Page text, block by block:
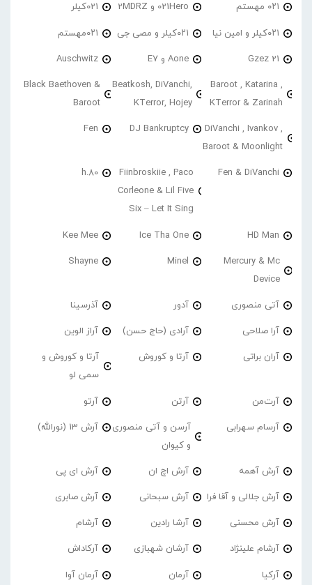
۰۲۱ مهستم 021Hero و 2MDRZ 021کیلر
۰۲۱کیلر و امین نیا ۰۲۱کیلر و مصی جی ۰۲۱مهستم
21 Gzez Aone و E7 Auschwitz
Baroot , Katarina ,
KTerror & Zarinah
Beatkosh, DiVanchi,
KTerror, Hojey
Black Baethoven &
Baroot
DiVanchi , Ivankov ,
Baroot & Moonlight
DJ Bankruptcy
Fen
Fen & DiVanchi
Fiinbroskiie , Paco
Corleone & Lil Five
Six – Let It Sing
h.80
HD Man
Ice Tha One
Kee Mee
Mercury & Mc
Device
Minel
Shayne
آتی منصوری آدور آذرسینا
آرا صلاحی آرادی (حاج حسن) آراز الوین
آران براتی آرتا و کوروش
آرتا و کوروش و
سمی لو
آرت‌من آرتن آرتو
آرسام سهرابی
آرسن و آتی منصوری
و کیوان
آرش 13 (نورالله)
آرش آهمه آرش اچ ان آرش ای پی
آرش جلالی و آقا فرا آرش سبحانی آرش صابری
آرش محسنی آرشا رادین آرشام
آرشام علینژاد آرشان شهبازی آرکاداش
آرکیا آرمان آرمان آوا